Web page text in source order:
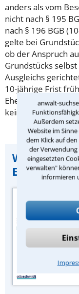
anwalt-
Außerdem
Website im
dem Klick auf
der
eingesetzten
verwalten"
informieren
anders als vom
nicht nach § 195
nach § 196 BGB
gelte bei
ob der Anspruch
Grundstücks
Ausgleichs
10-jährige Frist
Eheleute im Jahr
keine Verjährung
Wichtiger